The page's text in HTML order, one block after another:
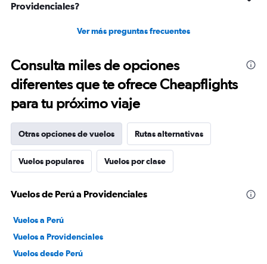
Providenciales?
Ver más preguntas frecuentes
Consulta miles de opciones
diferentes que te ofrece Cheapflights
para tu próximo viaje
Otras opciones de vuelos Rutas alternativas
Vuelos populares Vuelos por clase
Vuelos de Perú a Providenciales
Vuelos a Perú
Vuelos a Providenciales
Vuelos desde Perú